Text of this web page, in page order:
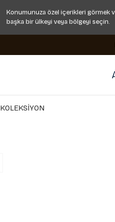
Konumunuza özel içerikleri görmek
başka bir ülkeyi veya bölgeyi seçin.
KOLEKSİYON